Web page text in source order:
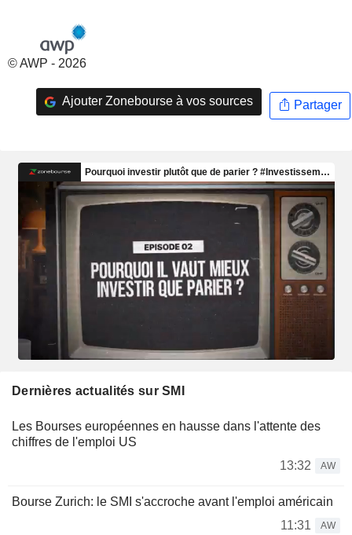
© AWP - 2026
Ajouter Zonebourse à vos sources Partager
Dernières actualités sur SMI
Les Bourses européennes en hausse dans l'attente des
chiffres de l'emploi US
13:32
AW
Bourse Zurich: le SMI s'accroche avant l'emploi américain
11:31
AW